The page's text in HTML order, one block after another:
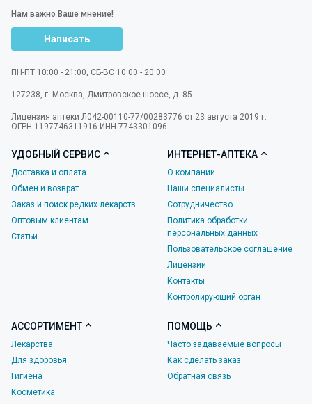
Нам важно Ваше мнение!
Написать
ПН-ПТ 10:00 - 21:00, СБ-ВС 10:00 - 20:00
127238 г. Москва Дмитровское шоссе, д. 85
Лицензия аптеки Л042-00110-77/00283776 от 23 августа 2019 г.
ОГРН 1197746311916 ИНН 7743301096
УДОБНЫЙ СЕРВИС
Доставка и оплата
Обмен и возврат
Заказ и поиск редких лекарств
Оптовым клиентам
Статьи
ИНТЕРНЕТ-АПТЕКА
О компании
Наши специалисты
Сотрудничество
Политика обработки
персональных данных
Пользовательское соглашение
Лицензии
Контакты
Контролирующий орган
АССОРТИМЕНТ
Лекарства
Для здоровья
Гигиена
Косметика
ПОМОЩЬ
Часто задаваемые вопросы
Как сделать заказ
Обратная связь